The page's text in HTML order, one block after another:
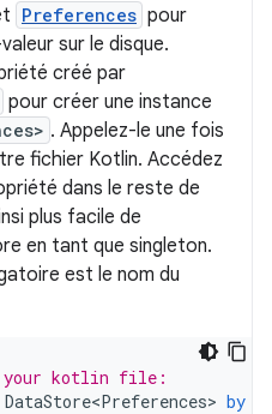
Preferences pour
sur le disque.
créé par
pour créer une instance
. Appelez-le une fois
fichier Kotlin. Accédez
dans le reste de
plus facile de
en tant que singleton.
est le nom du
kotlin file:
DataStore<Preferences> by